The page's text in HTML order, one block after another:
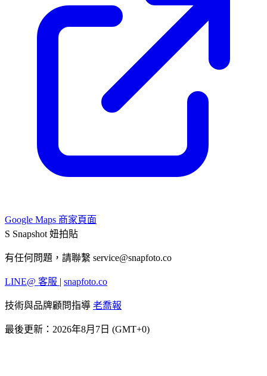
Google Maps 商家頁面
S Snapshot 妞拍貼
有任何問題，請聯繫 service@snapfoto.co
LINE@ 客服 | snapfoto.co
技術與品牌顧問指導 老喬報
最後更新：2026年8月7日 (GMT+0)